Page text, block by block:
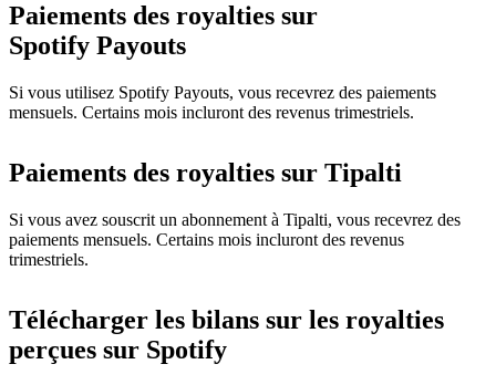
Paiements des royalties sur
Spotify Payouts
Si vous utilisez Spotify Payouts, vous recevrez des paiements
mensuels. Certains mois incluront des revenus trimestriels.
Paiements des royalties sur Tipalti
Si vous avez souscrit un abonnement à Tipalti, vous recevrez des
paiements mensuels. Certains mois incluront des revenus
trimestriels.
Télécharger les bilans sur les royalties
perçues sur Spotify